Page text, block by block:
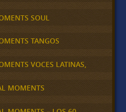
SOUL
TANGOS
VOCES LATINAS,
MOMENTS